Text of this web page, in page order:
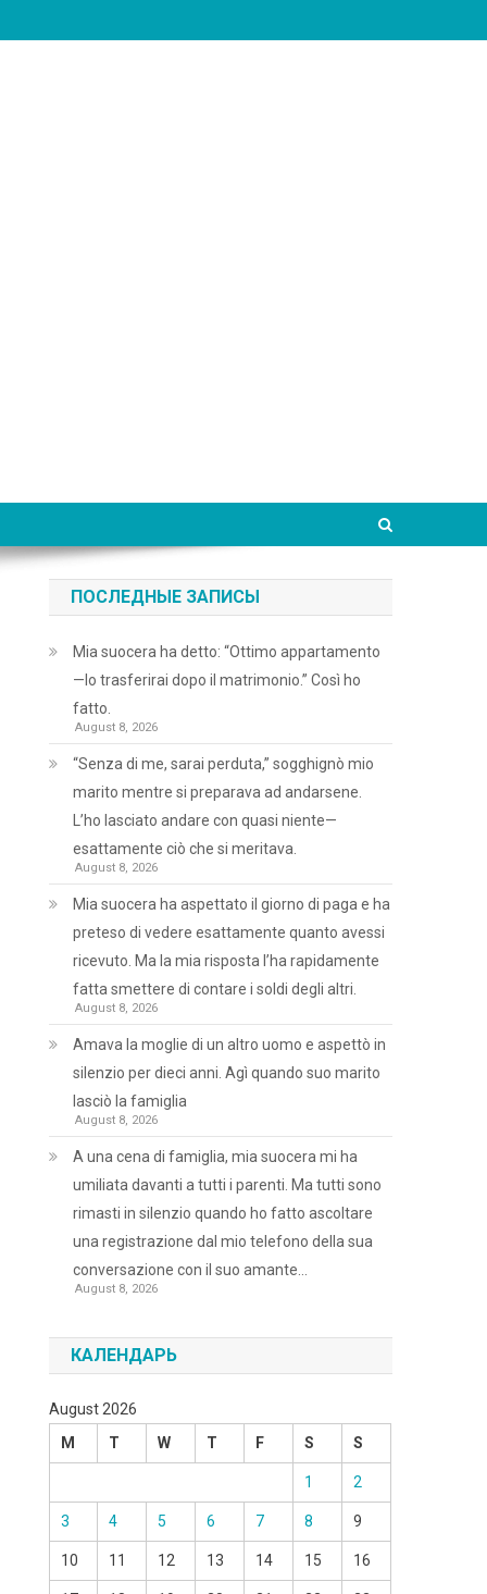
ПОСЛЕДНЫЕ ЗАПИСЫ
Mia suocera ha detto: “Ottimo appartamento
—lo trasferirai dopo il matrimonio.” Così ho
fatto.
August 8, 2026
“Senza di me, sarai perduta,” sogghignò mio
marito mentre si preparava ad andarsene.
L’ho lasciato andare con quasi niente—
esattamente ciò che si meritava.
August 8, 2026
Mia suocera ha aspettato il giorno di paga e ha
preteso di vedere esattamente quanto avessi
ricevuto. Ma la mia risposta l’ha rapidamente
fatta smettere di contare i soldi degli altri.
August 8, 2026
Amava la moglie di un altro uomo e aspettò in
silenzio per dieci anni. Agì quando suo marito
lasciò la famiglia
August 8, 2026
A una cena di famiglia, mia suocera mi ha
umiliata davanti a tutti i parenti. Ma tutti sono
rimasti in silenzio quando ho fatto ascoltare
una registrazione dal mio telefono della sua
conversazione con il suo amante…
August 8, 2026
КАЛЕНДАРЬ
August 2026
M
T W T F S S
1 2
3 4 5 6 7 8 9
10 11 12 13 14 15 16